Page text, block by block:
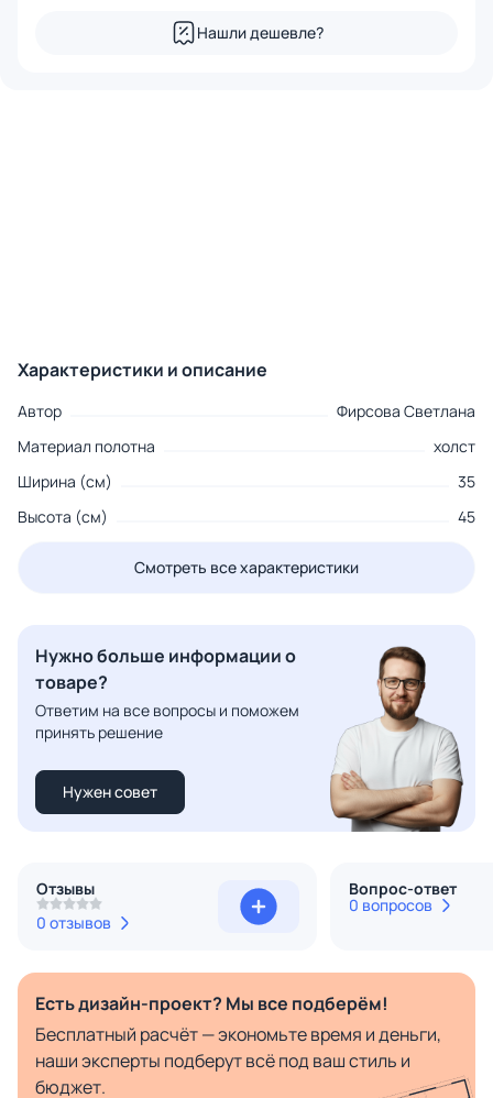
Нашли дешевле?
Характеристики и описание
Автор
Фирсова Светлана
Материал полотна
холст
Ширина (см)
35
Высота (см)
45
Смотреть все характеристики
Нужно больше информации о
товаре?
Ответим на все вопросы и поможем
принять решение
Нужен совет
Отзывы
0 отзывов
Вопрос-ответ
0 вопросов
Есть дизайн-проект? Мы все подберём!
Бесплатный расчёт — экономьте время и деньги,
наши эксперты подберут всё под ваш стиль и
бюджет.